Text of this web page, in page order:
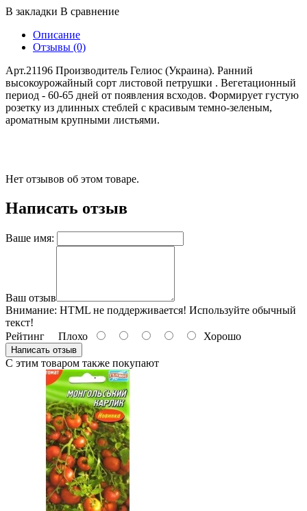
В закладки В сравнение
Описание
Отзывы (0)
Арт.21196 Производитель Гелиос (Украина). Ранний
высокоурожайный сорт листовой петрушки . Вегетационный
период - 60-65 дней от появления всходов. Формирует густую
розетку из длинных стеблей с красивым темно-зеленым,
ароматным крупными листьями.
Нет отзывов об этом товаре.
Написать отзыв
Ваше имя:
Ваш отзыв
Внимание: HTML не поддерживается! Используйте обычный
текст!
Рейтинг Плохо Хорошо
Написать отзыв
С этим товаром также покупают